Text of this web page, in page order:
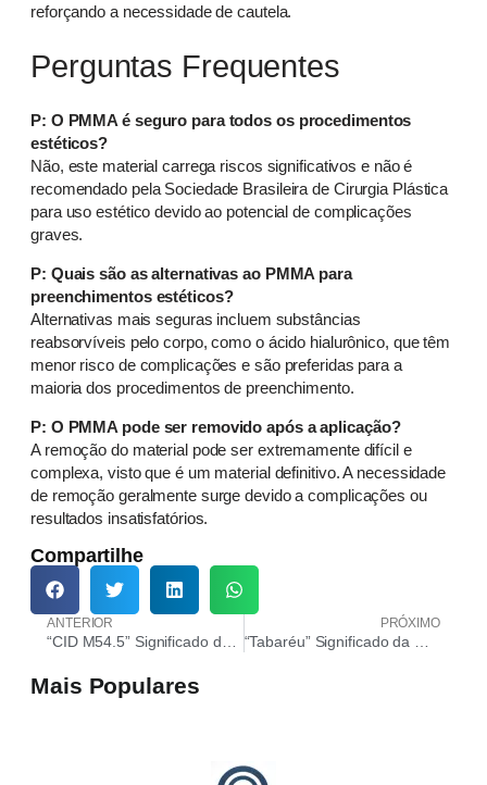
reforçando a necessidade de cautela.
Perguntas Frequentes
P: O PMMA é seguro para todos os procedimentos
estéticos?
Não, este material carrega riscos significativos e não é
recomendado pela Sociedade Brasileira de Cirurgia Plástica
para uso estético devido ao potencial de complicações
graves.
P: Quais são as alternativas ao PMMA para
preenchimentos estéticos?
Alternativas mais seguras incluem substâncias
reabsorvíveis pelo corpo, como o ácido hialurônico, que têm
menor risco de complicações e são preferidas para a
maioria dos procedimentos de preenchimento.
P: O PMMA pode ser removido após a aplicação?
A remoção do material pode ser extremamente difícil e
complexa, visto que é um material definitivo. A necessidade
de remoção geralmente surge devido a complicações ou
resultados insatisfatórios.
Compartilhe
ANTERIOR
“CID M54.5” Significado do Código
PRÓXIMO
“Tabaréu” Significado da Gíria
Mais Populares